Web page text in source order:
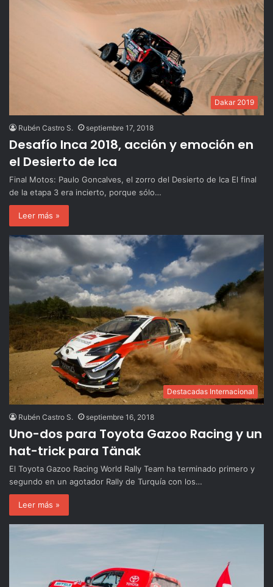
Dakar 2019
Rubén Castro S. septiembre 17, 2018
Desafío Inca 2018, acción y emoción en
el Desierto de Ica
Final Motos: Paulo Goncalves, el zorro del Desierto de Ica El final
de la etapa 3 era incierto, porque sólo…
Leer más »
Destacadas Internacional
Rubén Castro S. septiembre 16, 2018
Uno-dos para Toyota Gazoo Racing y un
hat-trick para Tänak
El Toyota Gazoo Racing World Rally Team ha terminado primero y
segundo en un agotador Rally de Turquía con los…
Leer más »